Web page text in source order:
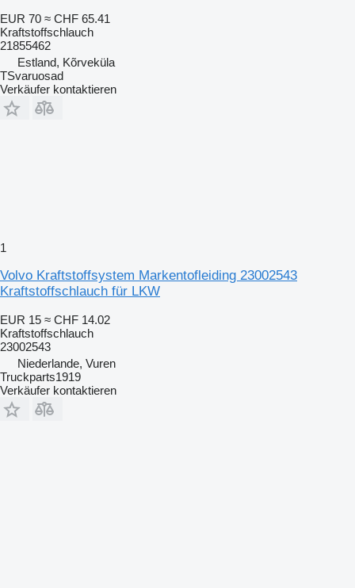
EUR 70 ≈ CHF 65.41
Kraftstoffschlauch
21855462
Estland, Kõrveküla
TSvaruosad
Verkäufer kontaktieren
1
Volvo Kraftstoffsystem Markentofleiding 23002543
Kraftstoffschlauch für LKW
EUR 15 ≈ CHF 14.02
Kraftstoffschlauch
23002543
Niederlande, Vuren
Truckparts1919
Verkäufer kontaktieren